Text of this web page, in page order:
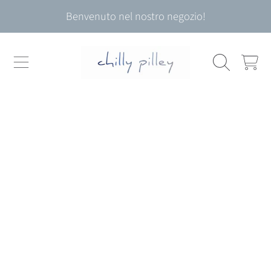
VAI AL CONTENUTO
Benvenuto nel nostro negozio!